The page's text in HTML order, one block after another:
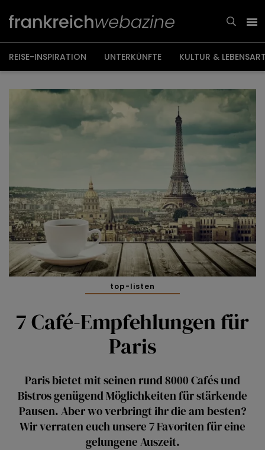
Inhalt
REISE-INSPIRATION UNTERKÜNFTE KULTUR &
top-listen
7 Café-Empfehlungen für
Paris
Paris bietet mit seinen rund 8000 Cafés und
Bistros genügend Möglichkeiten für stärkende
Pausen. Aber wo verbringt ihr die am besten?
Wir verraten euch unsere 7 Favoriten für eine
gelungene Auszeit.